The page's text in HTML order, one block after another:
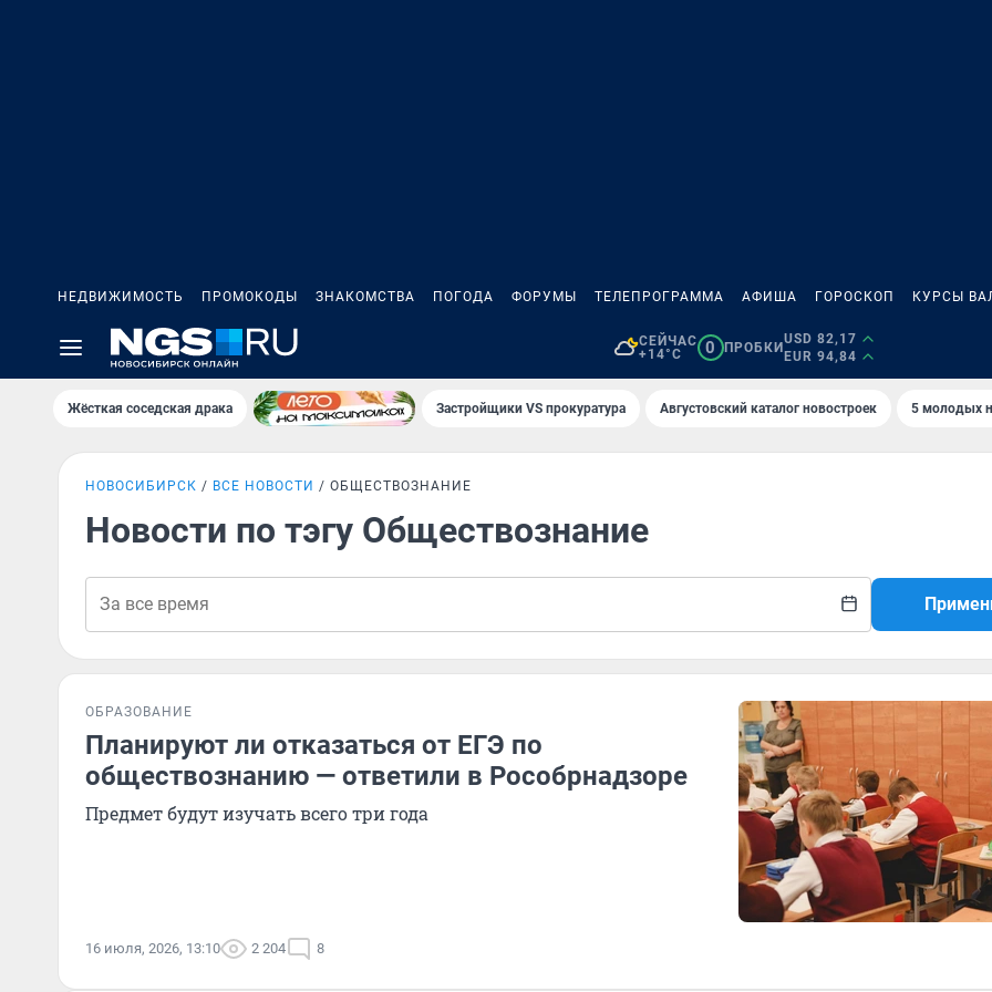
НЕДВИЖИМОСТЬ ПРОМОКОДЫ ЗНАКОМСТВА ПОГОДА ФОРУМЫ ТЕЛЕПРОГРАММА АФИША ГОРОСКОП КУРСЫ
СЕЙЧАС
+14°C
0 ПРОБКИ
USD 82,17
EUR 94,84
Жёсткая соседская драка Застройщики VS прокуратура Августовский каталог новостроек 5 молодых
НОВОСИБИРСК ВСЕ НОВОСТИ ОБЩЕСТВОЗНАНИЕ
Новости по тэгу Обществознание
ОБРАЗОВАНИЕ
Планируют ли отказаться от ЕГЭ по
обществознанию — ответили в Рособрнадзоре
Предмет будут изучать всего три года
16 июля, 2026, 13:10 2 204 8